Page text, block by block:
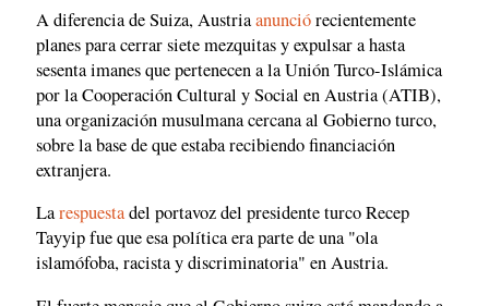
A diferencia de Suiza, Austriaanunciórecientemente
planes para cerrar siete mezquitas y expulsar a hasta
sesenta imanes que pertenecen a la Unión Turco-Islámica
por la Cooperación Cultural y Social en Austria (ATIB),
una organización musulmana cercana al Gobierno turco,
sobre la base de que estaba recibiendo financiación
extranjera.
Larespuestadel portavoz del presidente turco Recep
Tayyip fue que esa política era parte de una "ola
islamófoba, racista y discriminatoria" en Austria.